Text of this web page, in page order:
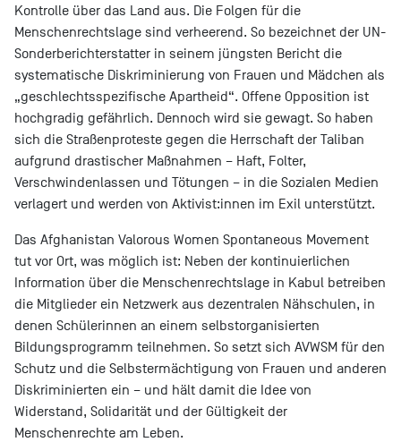
Kontrolle über das Land aus. Die Folgen für die
Menschenrechtslage sind verheerend. So bezeichnet der UN-
Sonderberichterstatter in seinem jüngsten Bericht die
systematische Diskriminierung von Frauen und Mädchen als
„geschlechtsspezifische Apartheid“. Offene Opposition ist
hochgradig gefährlich. Dennoch wird sie gewagt. So haben
sich die Straßenproteste gegen die Herrschaft der Taliban
aufgrund drastischer Maßnahmen – Haft, Folter,
Verschwindenlassen und Tötungen – in die Sozialen Medien
verlagert und werden von Aktivist:innen im Exil unterstützt.
Das Afghanistan Valorous Women Spontaneous Movement
tut vor Ort, was möglich ist: Neben der kontinuierlichen
Information über die Menschenrechtslage in Kabul betreiben
die Mitglieder ein Netzwerk aus dezentralen Nähschulen, in
denen Schülerinnen an einem selbstorganisierten
Bildungsprogramm teilnehmen. So setzt sich AVWSM für den
Schutz und die Selbstermächtigung von Frauen und anderen
Diskriminierten ein – und hält damit die Idee von
Widerstand, Solidarität und der Gültigkeit der
Menschenrechte am Leben.